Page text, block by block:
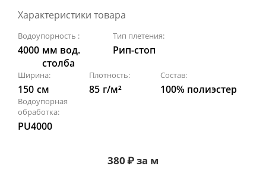
Характеристики товара
Водоупорность :
4000 мм вод.
столба
Тип плетения:
Рип-стоп
Ширина:
150 см
Плотность:
85 г/м²
Состав:
100% полиэстер
Водоупорная
обработка:
PU4000
380₽за м